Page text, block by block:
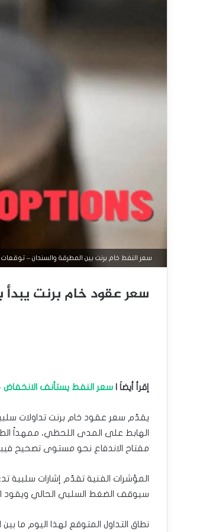
سعر النفط خام برنت بين المطرقة والسندان – توقعات اليوم –
سعر عقود خام برنت يبدأ
إقرأ أيضاَ | سعر النفط يستأنف الانخفاض –
يقدّم سعر عقود خام برنت تداولات
مفتاح الاندفاع نحو مستوى تصحيح فيبوناتشي 61.8%
سيوقف الضغط السلبي الحالي ويقود السعر
نطاق التداول المتوقع لهذا اليوم ما بين الدعم 76.40$